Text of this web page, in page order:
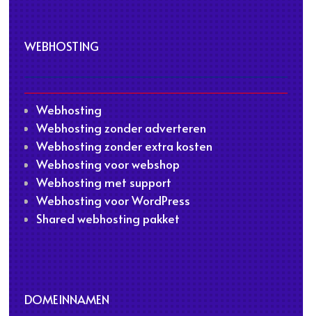
WEBHOSTING
Webhosting
Webhosting zonder adverteren
Webhosting zonder extra kosten
Webhosting voor webshop
Webhosting met support
Webhosting voor WordPress
Shared webhosting pakket
DOMEINNAMEN